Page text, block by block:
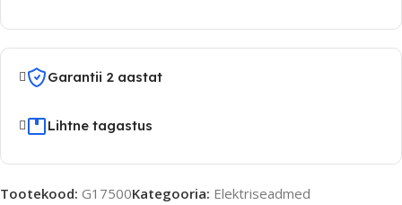
Garantii 2 aastat
Lihtne tagastus
Tootekood: G17500Kategooria: Elektriseadmed